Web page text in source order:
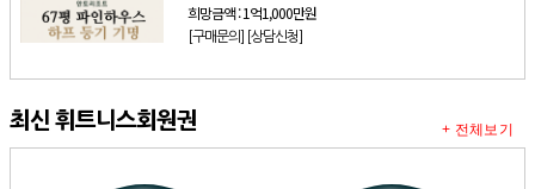
희망금액 :1억1,000만원
[구매문의] [상담신청]
최신 휘트니스회원권 + 전체보기